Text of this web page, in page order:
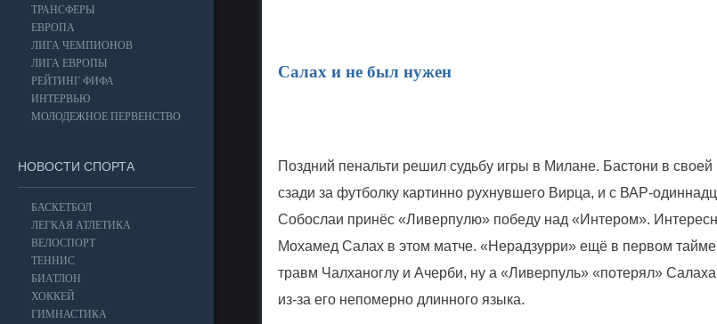
Салах и не был нужен
Поздний пенальти решил судьбу игры в Милане. Бастони в
сзади за футболку картинно рухнувшего Вирца, и с ВАР-
Собослаи принёс «Ливерпулю» победу над «Интером».
Мохамед Салах в этом матче. «Нерадзурри» ещё в первом
травм Чалханоглу и Ачерби, ну а «Ливерпуль» «потерял»
из-за его непомерно длинного языка.
ТРАНСФЕРЫ
ЕВРОПА
ЛИГА ЧЕМПИОНОВ
ЛИГА ЕВРОПЫ
РЕЙТИНГ ФИФА
ИНТЕРВЬЮ
МОЛОДЕЖНОЕ ПЕРВЕНСТВО
НОВОСТИ СПОРТА
БАСКЕТБОЛ
ЛЕГКАЯ АТЛЕТИКА
ВЕЛОСПОРТ
ТЕННИС
БИАТЛОН
ХОККЕЙ
ГИМНАСТИКА